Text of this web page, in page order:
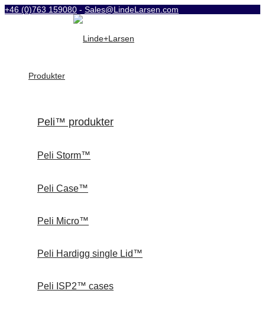
+46 (0)763 159080 - Sales@LindeLarsen.com
Produkter
Peli™ produkter
Peli Storm™
Peli Case™
Peli Micro™
Peli Hardigg single Lid™
Peli ISP2™ cases